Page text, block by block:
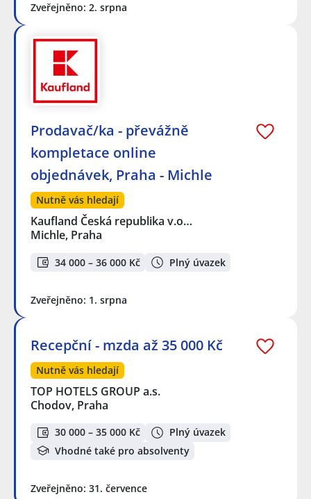
Zveřejněno: 2. srpna
Prodavač/ka - převážně
kompletace online
objednávek, Praha - Michle
Nutně vás hledají
Kaufland Česká republika v.o…
Michle, Praha
34 000 – 36 000 Kč Plný úvazek
Zveřejněno: 1. srpna
Recepční - mzda až 35 000 Kč
Nutně vás hledají
TOP HOTELS GROUP a.s.
Chodov, Praha
30 000 – 35 000 Kč
Plný úvazek
Vhodné také pro absolventy
Zveřejněno: 31. července